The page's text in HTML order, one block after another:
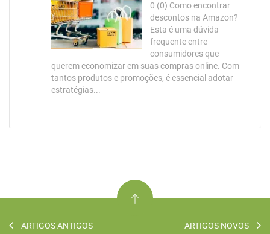
0 (0) Como encontrar
descontos na Amazon?
Esta é uma dúvida
frequente entre
consumidores que
querem economizar em suas compras online. Com
tantos produtos e promoções, é essencial adotar
estratégias...
ARTIGOS ANTIGOS ARTIGOS NOVOS